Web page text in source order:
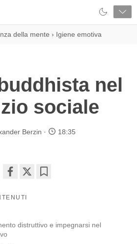
della mente › Igiene emotiva
nel
sociale
Berzin 18:35
on
distruttivo e impegnarsi nel